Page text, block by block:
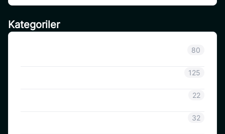
Kategoriler
80
125
22
32